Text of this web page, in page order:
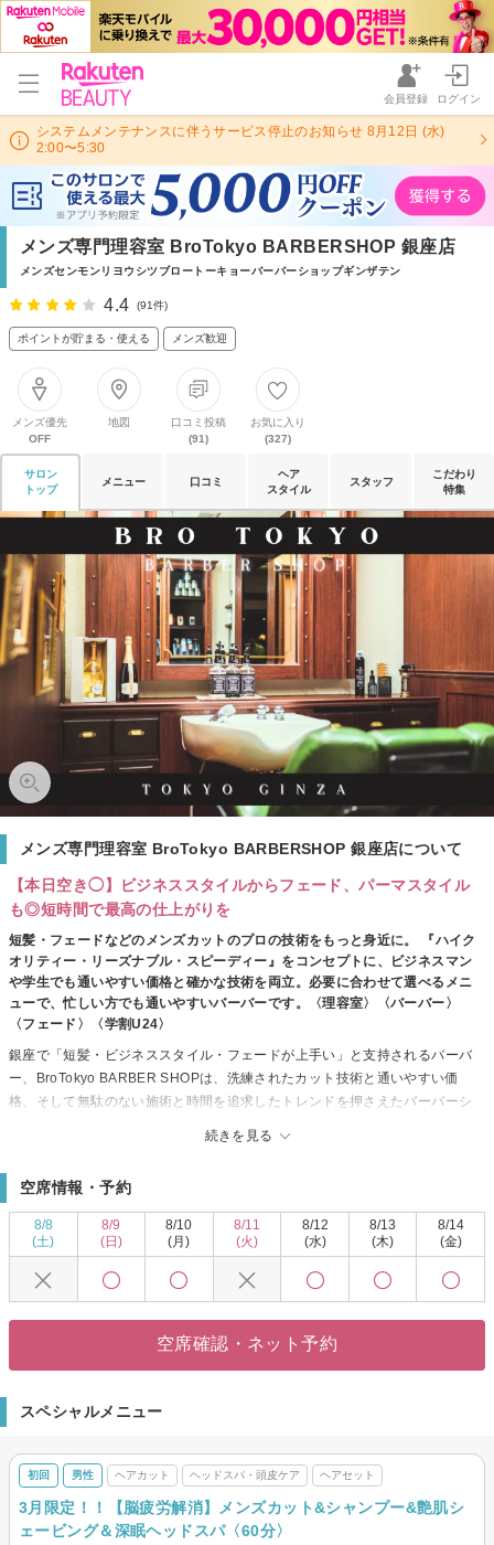
会員登録 ログイン
システムメンテナンスに伴うサービス停止のお知らせ 8月12日 (水)
2:00〜5:30
メンズ専門理容室 BroTokyo BARBERSHOP 銀座店
メンズセンモンリヨウシツブロートーキョーバーバーショップギンザテン
4.4 (91件)
ポイントが貯まる・使える メンズ歓迎
メンズ優先
OFF
地図
口コミ投稿
(91)
お気に入り
(327)
サロン
トップ
メニュー 口コミ
ヘア
スタイル
スタッフ
こだわり
特集
メンズ専門理容室 BroTokyo BARBERSHOP 銀座店について
【本日空き◯】ビジネススタイルからフェード、パーマスタイル
も◎短時間で最高の仕上がりを
短髪・フェードなどのメンズカットのプロの技術をもっと身近に。 『ハイク
オリティー・リーズナブル・スピーディー』をコンセプトに、ビジネスマン
や学生でも通いやすい価格と確かな技術を両立。必要に合わせて選べるメニ
ューで、忙しい方でも通いやすいバーバーです。〈理容室〉〈バーバー〉
〈フェード〉〈学割U24〉
続きを見る
銀座で「短髪・ビジネススタイル・フェードが上手い」と支持されるバーバ
ー、BroTokyo BARBER SHOPは、洗練されたカット技術と通いやすい価
格、そして無駄のない施術と時間を追求したトレンドを押さえたバーバーシ
で、清潔感のあるビジネススタイルに整えられるため、20〜30代のビジネス
マンの方を中心に多くのお客様にご利用いただいています。
また、当店の特徴は「指名なしでも安心して任せられる技術力」で、経験豊
まで幅広く対応。お客様の必要に合わせてコースを選ばせて頂き、一人一人
アクセスも良く、銀座駅徒歩30秒、JR有楽町駅から徒歩8分ほど。
仕事の合間やお仕事帰りにも通いやすく、短時間で身だしなみを整えたい方
パーマ/白髪染め/スペインカール/銀座
空席情報・予約
8/8
(土)
8/9
(日)
8/10
(月)
8/11
(火)
8/12
(水)
8/13
(木)
8/14
(金)
空席確認・ネット予約
スペシャルメニュー
初回 男性 ヘアカット ヘッドスパ・頭皮ケア ヘアセット
3月限定！！【脳疲労解消】メンズカット&シャンプー&艶肌シ
ェービング＆深眠ヘッドスパ〈60分〉